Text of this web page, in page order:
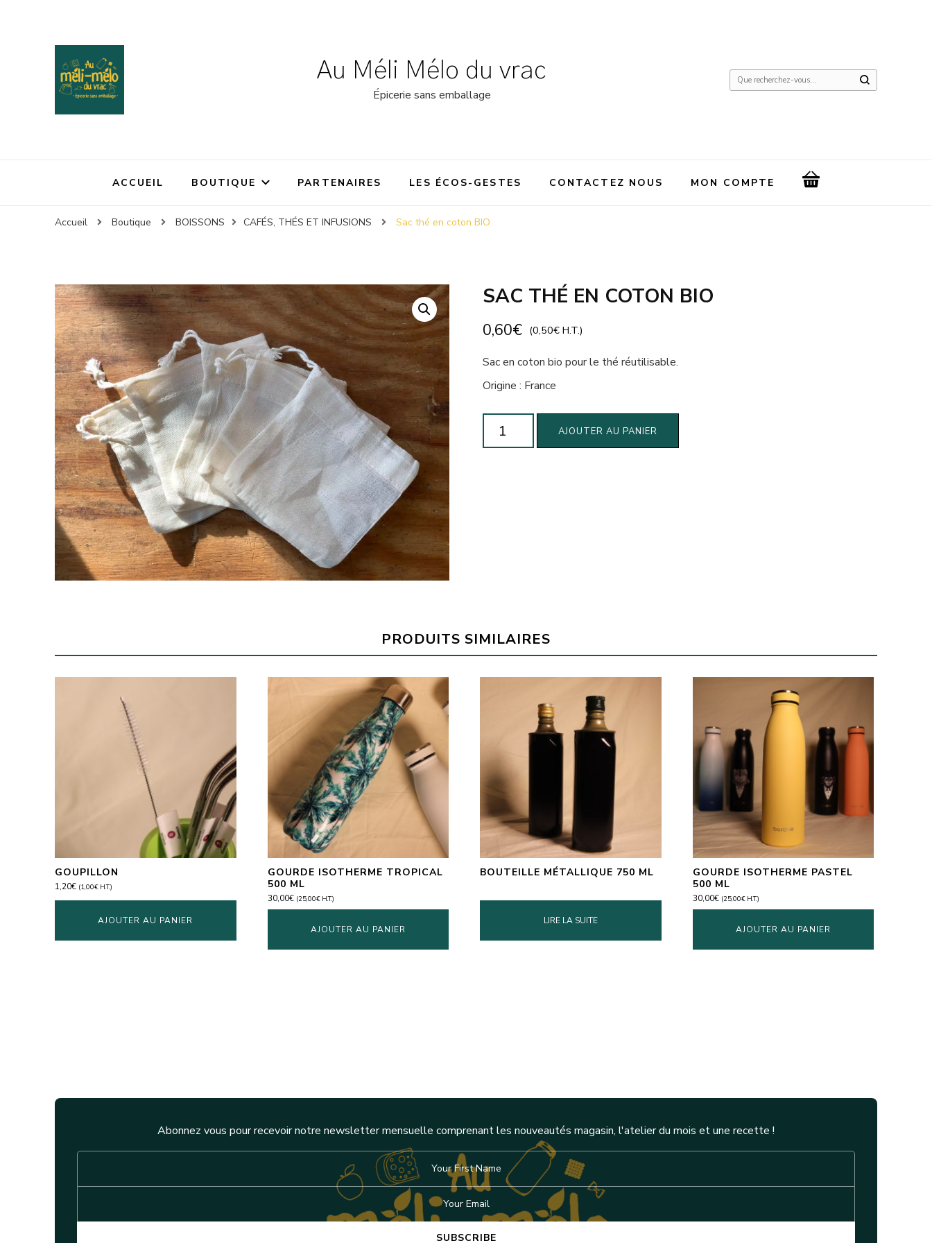
Au Méli Mélo du vrac
Épicerie sans emballage
Vous
ACCUEIL BOUTIQUE PARTENAIRES LES ÉCOS-GESTES CONTACTEZ NOUS MON COMPTE
Accueil Boutique BOISSONS CAFÉS, THÉS ET INFUSIONS Sac thé en coton BIO
SAC THÉ EN COTON BIO
0,60€ (0,50€H.T.)
Sac en coton bio pour le thé réutilisable.
Origine : France
quantité
AJOUTER AU PANIER
PRODUITS SIMILAIRES
GOUPILLON
1,20€ (1,00€ H.T.)
AJOUTER AU PANIER
GOURDE ISOTHERME TROPICAL
500 ML
30,00€ (25,00€H.T.)
AJOUTER AU PANIER
BOUTEILLE MÉTALLIQUE 750 ML
LIRE LA SUITE
GOURDE ISOTHERME PASTEL
500 ML
30,00€ (25,00€H.T.)
AJOUTER AU PANIER
Abonnez vous pour recevoir notre newsletter mensuelle comprenant les nouveautés magasin, l'atelier du mois et une recette !